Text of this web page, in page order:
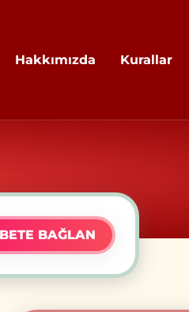
Hakkımızda Kurallar
BAĞLAN